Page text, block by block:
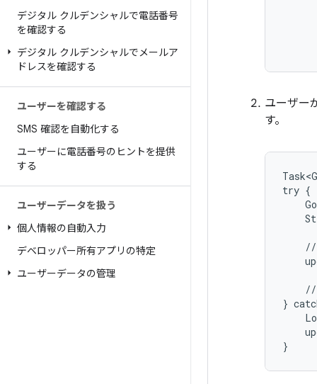
デジタル クルデンシャルで電話番号
を確認する
デジタル クルデンシャルでメールア
ドレスを確認する
ユーザーを確認する
SMS 確認を自動化する
ユーザーに電話番号のヒントを提供
する
ユーザーデータを扱う
個人情報の自動入力
デベロッパー所有アプリの特定
ユーザーデータの管理
ユーザー
す。
try {
}
}